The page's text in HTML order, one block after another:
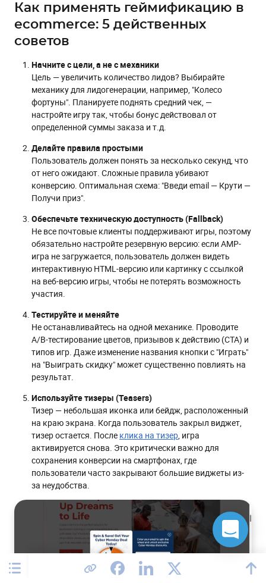
Как применять геймификацию в
ecommerce: 5 действенных
советов
Начните с цели, а не с механики
Цель — увеличить количество лидов? Выбирайте
механику для лидогенерации, например, "Колесо
фортуны". Планируете поднять средний чек, —
настройте игру так, чтобы бонус действовал от
определенной суммы заказа и т.д.
Делайте правила простыми
Пользователь должен понять за несколько секунд, что
от него ожидают. Сложные правила убивают
конверсию. Оптимальная схема: "Введи email — Крути —
Получи приз".
Обеспечьте техническую доступность (Fallback)
Не все почтовые клиенты поддерживают игры, поэтому
обязательно настройте резервную версию: если AMP-
игра не загружается, пользователь должен видеть
интерактивную HTML-версию или картинку с ссылкой
на веб-версию игры, чтобы не потерять возможность
участия.
Тестируйте и меняйте
Не останавливайтесь на одной механике. Проводите
A/B-тестирование цветов, призывов к действию (CTA) и
типов игр. Даже изменение названия кнопки с "Играть"
на "Выиграть скидку" может существенно повлиять на
результат.
Используйте тизеры (Teasers)
Тизер — небольшая иконка или бейдж, расположенный
на краю экрана. Когда пользователь закрыл виджет,
тизер остается. После клика на тизер, игра
активируется снова. Это критически важно для
сохранения конверсии на смартфонах, где
пользователи часто закрывают большие виджеты из-
за неудобства.